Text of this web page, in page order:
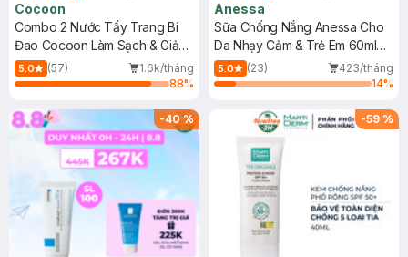
Cocoon
Combo 2 Nước Tẩy Trang Bí
Đao Cocoon Làm Sạch & Giảm
Dầu 500ml
5.0 (57)
1.6k/tháng
88%
Anessa
Sữa Chống Nắng Anessa Cho
Da Nhạy Cảm & Trẻ Em 60ml
(Mới)
5.0 (23)
423/tháng
14%
-40% -59 %